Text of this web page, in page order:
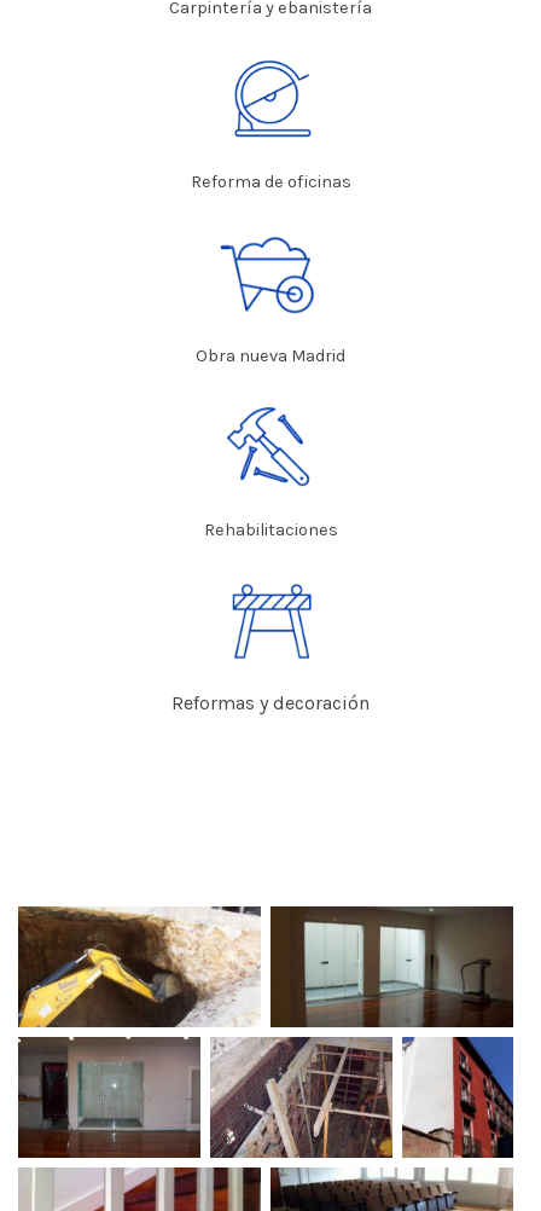
Carpintería y ebanistería
Reforma de oficinas
Obra nueva Madrid
Rehabilitaciones
Reformas y decoración